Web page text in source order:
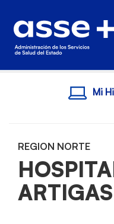
Mi
REGION NORTE
ARTIGAS